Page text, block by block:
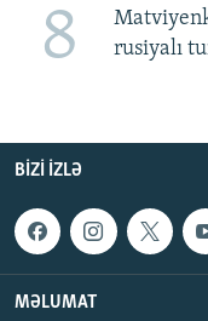
8
rusiyalı
BIZI IZLƏ
MƏLUMAT